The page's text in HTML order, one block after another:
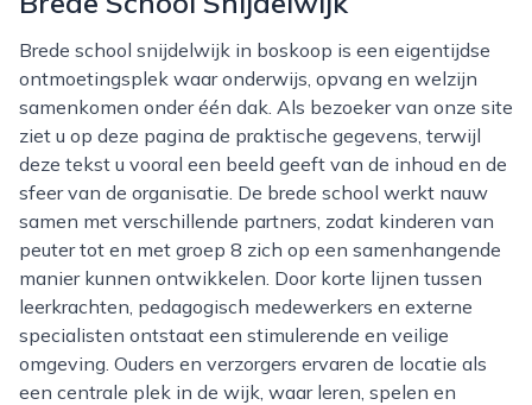
Brede school snijdelwijk in boskoop is een eigentijdse
ontmoetingsplek waar onderwijs, opvang en welzijn
samenkomen onder één dak. Als bezoeker van onze site
ziet u op deze pagina de praktische gegevens, terwijl
deze tekst u vooral een beeld geeft van de inhoud en de
sfeer van de organisatie. De brede school werkt nauw
samen met verschillende partners, zodat kinderen van
peuter tot en met groep 8 zich op een samenhangende
manier kunnen ontwikkelen. Door korte lijnen tussen
leerkrachten, pedagogisch medewerkers en externe
specialisten ontstaat een stimulerende en veilige
omgeving. Ouders en verzorgers ervaren de locatie als
een centrale plek in de wijk, waar leren, spelen en